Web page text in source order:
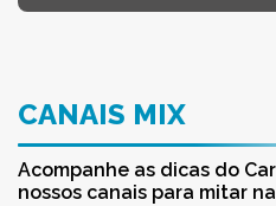
CANAIS MIX
Acompanhe as dicas do
nossos canais para mitar